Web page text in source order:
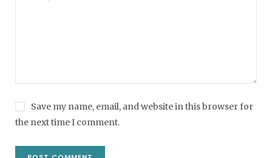
Save my name, email, and website in this browser for
the next time I comment.